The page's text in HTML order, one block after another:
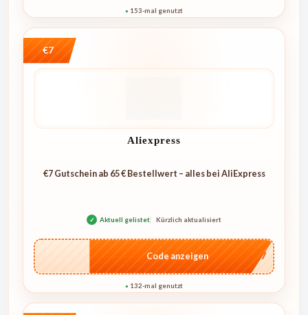
● 153-mal genutzt
€7
Aliexpress
€7 Gutschein ab 65 € Bestellwert – alles bei AliExpress
✓ Aktuell gelistet Kürzlich aktualisiert
…E07
Code anzeigen
● 132-mal genutzt